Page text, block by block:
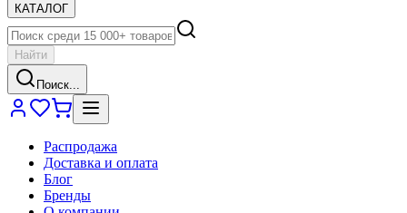
КАТАЛОГ
Найти
Поиск...
Распродажа
Доставка и оплата
Блог
Бренды